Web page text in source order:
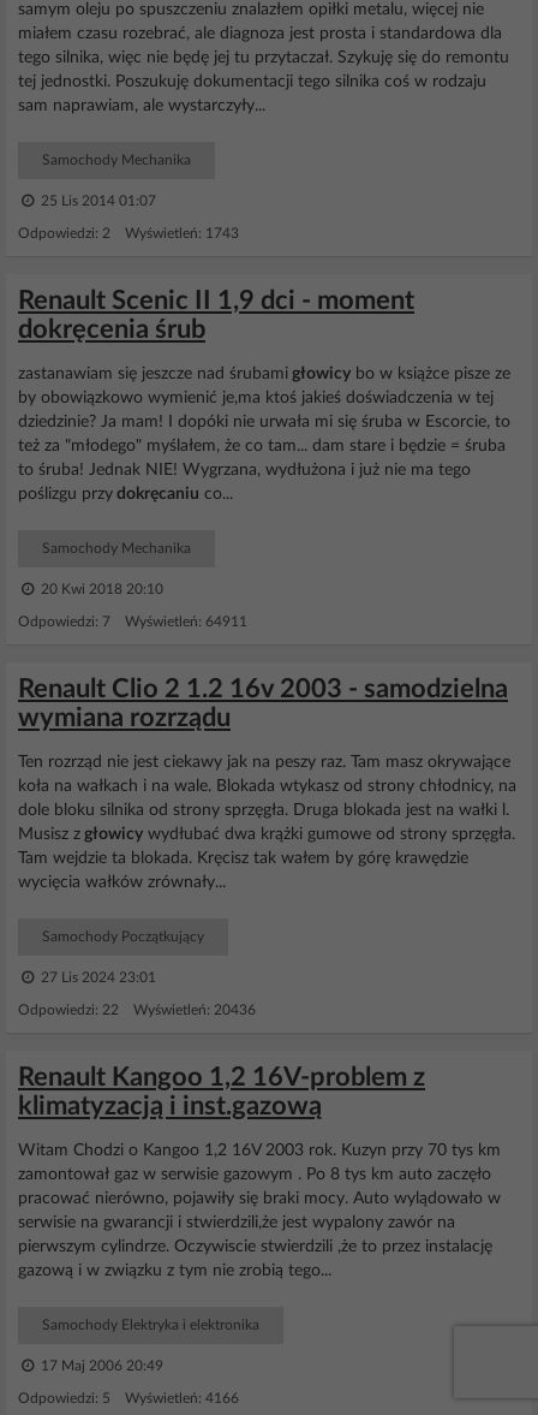
samym oleju po spuszczeniu znalazłem opiłki metalu, więcej nie
miałem czasu rozebrać, ale diagnoza jest prosta i standardowa dla
tego silnika, więc nie będę jej tu przytaczał. Szykuję się do remontu
tej jednostki. Poszukuję dokumentacji tego silnika coś w rodzaju
sam naprawiam, ale wystarczyły...
Samochody Mechanika
25 Lis 2014 01:07
Odpowiedzi: 2 Wyświetleń: 1743
Renault Scenic II 1,9 dci - moment
dokręcenia śrub
zastanawiam się jeszcze nad śrubami głowicy bo w książce pisze ze
by obowiązkowo wymienić je,ma ktoś jakieś doświadczenia w tej
dziedzinie? Ja mam! I dopóki nie urwała mi się śruba w Escorcie, to
też za "młodego" myślałem, że co tam... dam stare i będzie = śruba
to śruba! Jednak NIE! Wygrzana, wydłużona i już nie ma tego
poślizgu przy dokręcaniu co...
Samochody Mechanika
20 Kwi 2018 20:10
Odpowiedzi: 7 Wyświetleń: 64911
Renault Clio 2 1.2 16v 2003 - samodzielna
wymiana rozrządu
Ten rozrząd nie jest ciekawy jak na peszy raz. Tam masz okrywające
koła na wałkach i na wale. Blokada wtykasz od strony chłodnicy, na
dole bloku silnika od strony sprzęgła. Druga blokada jest na wałki l.
Musisz z głowicy wydłubać dwa krążki gumowe od strony sprzęgła.
Tam wejdzie ta blokada. Kręcisz tak wałem by górę krawędzie
wycięcia wałków zrównały...
Samochody Początkujący
27 Lis 2024 23:01
Odpowiedzi: 22 Wyświetleń: 20436
Renault Kangoo 1,2 16V-problem z
klimatyzacją i inst.gazową
Witam Chodzi o Kangoo 1,2 16V 2003 rok. Kuzyn przy 70 tys km
zamontował gaz w serwisie gazowym . Po 8 tys km auto zaczęło
pracować nierówno, pojawiły się braki mocy. Auto wylądowało w
serwisie na gwarancji i stwierdzili,że jest wypalony zawór na
pierwszym cylindrze. Oczywiscie stwierdzili ,że to przez instalację
gazową i w związku z tym nie zrobią tego...
Samochody Elektryka i elektronika
17 Maj 2006 20:49
Odpowiedzi: 5 Wyświetleń: 4166